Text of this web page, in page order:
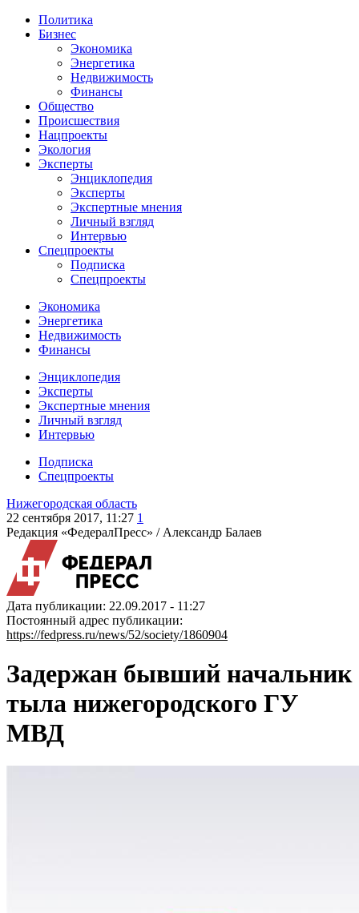
Политика
Бизнес
Экономика
Энергетика
Недвижимость
Финансы
Общество
Происшествия
Нацпроекты
Экология
Эксперты
Энциклопедия
Эксперты
Экспертные мнения
Личный взгляд
Интервью
Спецпроекты
Подписка
Спецпроекты
Экономика
Энергетика
Недвижимость
Финансы
Энциклопедия
Эксперты
Экспертные мнения
Личный взгляд
Интервью
Подписка
Спецпроекты
Нижегородская область
22 сентября 2017, 11:27 1
Редакция «ФедералПресс» / Александр Балаев
Дата публикации: 22.09.2017 - 11:27
Постоянный адрес публикации:
https://fedpress.ru/news/52/society/1860904
Задержан бывший начальник
тыла нижегородского ГУ
МВД